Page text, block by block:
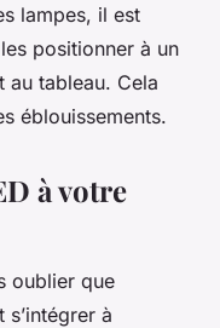
lampes, il est
positionner à un
tableau. Cela
éblouissements.
à votre
oublier que
à